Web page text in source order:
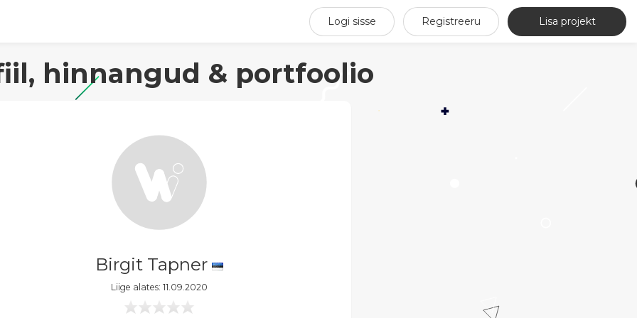
Logi sisse Registreeru Lisa projekt
hinnangud & portfoolio
Birgit Tapner
Liige alates: 11.09.2020